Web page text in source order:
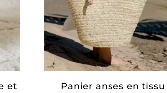
et
Panier anses en tissu